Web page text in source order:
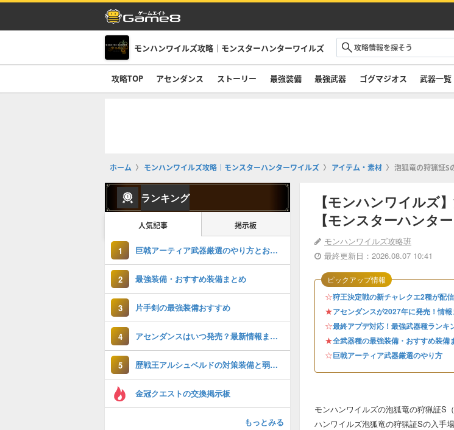
モンハンワイルズ攻略｜モンスターハンターワイルズ
攻略TOP アセンダンス ストーリー 最強装備 最強武器 ゴグマジオス 武器一覧
ホーム モンハンワイルズ攻略｜モンスターハンターワイルズ アイテム・素材 泡狐竜の狩猟証S
【モンハンワイルズ
【モンスターハンタ
モンハンワイルズ攻略班
最終更新日：2026.08.07 10:41
☆狩王決定戦の新チャレクエ2種が配信
★アセンダンスが2027年に発売！情
☆最終アプデ対応！最強武器種ランキ
★全武器種の最強装備・おすすめ装備
☆巨戟アーティア武器厳選のやり方
ピックアップ情報
モンハンワイルズの泡狐竜の狩猟証S
ハンワイルズ泡狐竜の狩猟証Sの入手
ランキング
人気記事 掲示板
1 巨戟アーティア武器厳選のやり方とおすすめスキル
2 最強装備・おすすめ装備まとめ
3 片手剣の最強装備おすすめ
4 アセンダンスはいつ発売？最新情報まとめ
5 歴戦王アルシュベルドの対策装備と弱点・肉質
金冠クエストの交換掲示板
もっとみる